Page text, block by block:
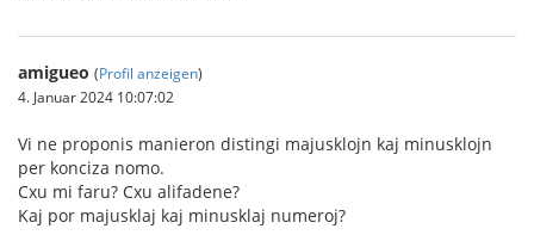
amigueo (Profil anzeigen)
4. Januar 2024 10:07:02
Vi ne proponis manieron distingi majusklojn kaj minusklojn
per konciza nomo.
Cxu mi faru? Cxu alifadene?
Kaj por majusklaj kaj minusklaj numeroj?